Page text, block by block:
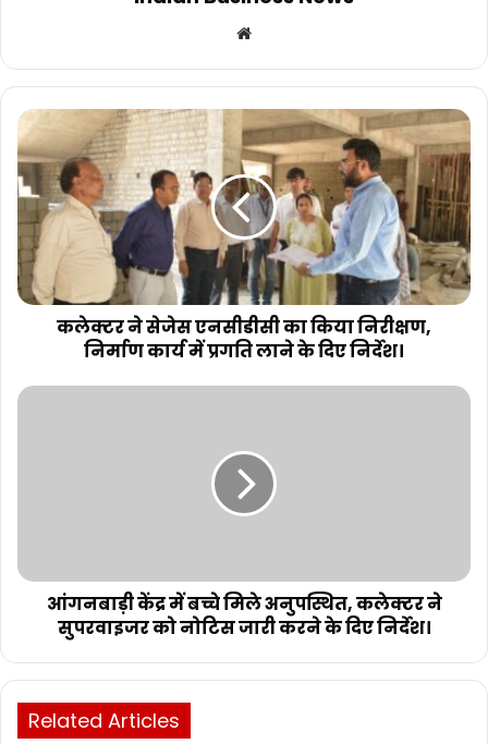
Website
कलेक्टर ने सेजेस एनसीडीसी का किया निरीक्षण,
निर्माण कार्य में प्रगति लाने के दिए निर्देश।
आंगनबाड़ी केंद्र में बच्चे मिले अनुपस्थित, कलेक्टर ने
सुपरवाइजर को नोटिस जारी करने के दिए निर्देश।
Related Articles